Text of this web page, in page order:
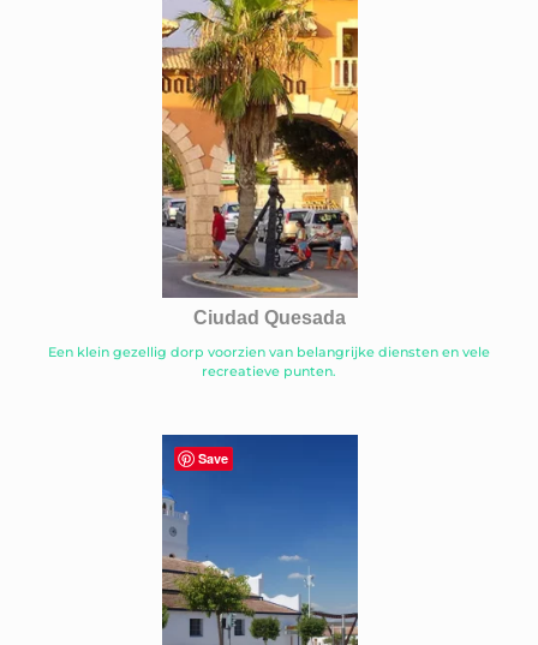
Ciudad Quesada
Een klein gezellig dorp voorzien van belangrijke diensten en vele
recreatieve punten.
Save